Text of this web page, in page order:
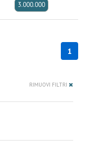
3.000.000
1
RIMUOVI FILTRI